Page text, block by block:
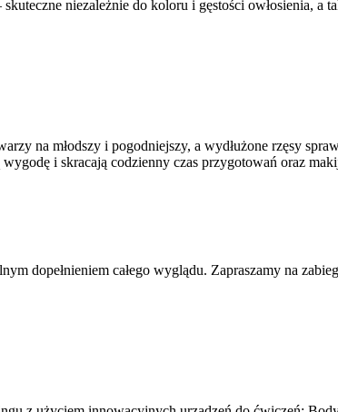
niezależnie do koloru i gęstości owłosienia,
na młodszy i pogodniejszy, a wydłużone rzęsy
i skracają codzienny czas przygotowań oraz
dopełnieniem całego wyglądu. Zapraszamy na